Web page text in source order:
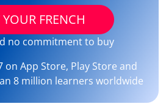
YOUR FRENCH
no commitment to buy
on App Store, Play Store and
8 million learners worldwide